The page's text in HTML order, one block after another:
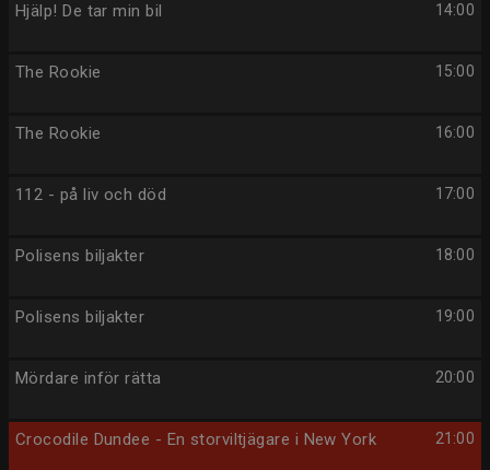
14:00
Hjälp! De tar min bil
15:00
The Rookie
16:00
The Rookie
17:00
112 - på liv och död
18:00
Polisens biljakter
19:00
Polisens biljakter
20:00
Mördare inför rätta
21:00
Crocodile Dundee - En storviltjägare i New York